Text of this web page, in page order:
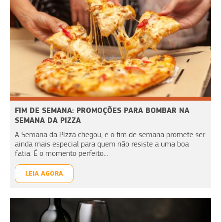
FIM DE SEMANA: PROMOÇÕES PARA BOMBAR NA
SEMANA DA PIZZA
A Semana da Pizza chegou, e o fim de semana promete ser
ainda mais especial para quem não resiste a uma boa
fatia. É o momento perfeito...
LEIA AGORA